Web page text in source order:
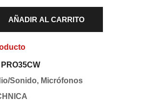
AÑADIR AL CARRITO
Sonido, Micrófonos